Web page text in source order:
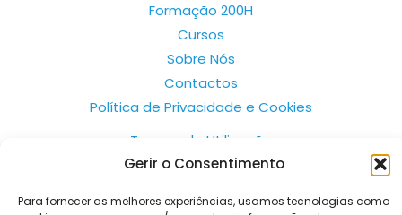
Gerir o Consentimento
Para fornecer as melhores experiências, usamos tecnologias como
Formação 200H
Cursos
Sobre Nós
Contactos
Política de Privacidade e Cookies
Termos de Utilização
Todos os pagamentos são processados pelo sistema